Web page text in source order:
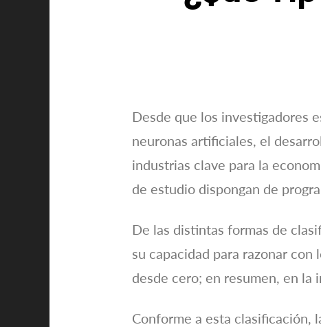
Desde que los investigadores
neuronas artificiales, el
industrias clave para la
de estudio dispongan de
De las distintas formas de
su capacidad para razonar
desde cero; en resumen, en la
Conforme a esta clasificación,